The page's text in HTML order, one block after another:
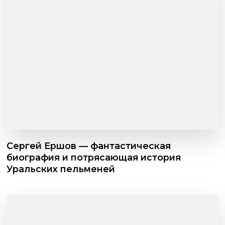
Сергей Ершов — фантастическая
биография и потрясающая история
Уральских пельменей